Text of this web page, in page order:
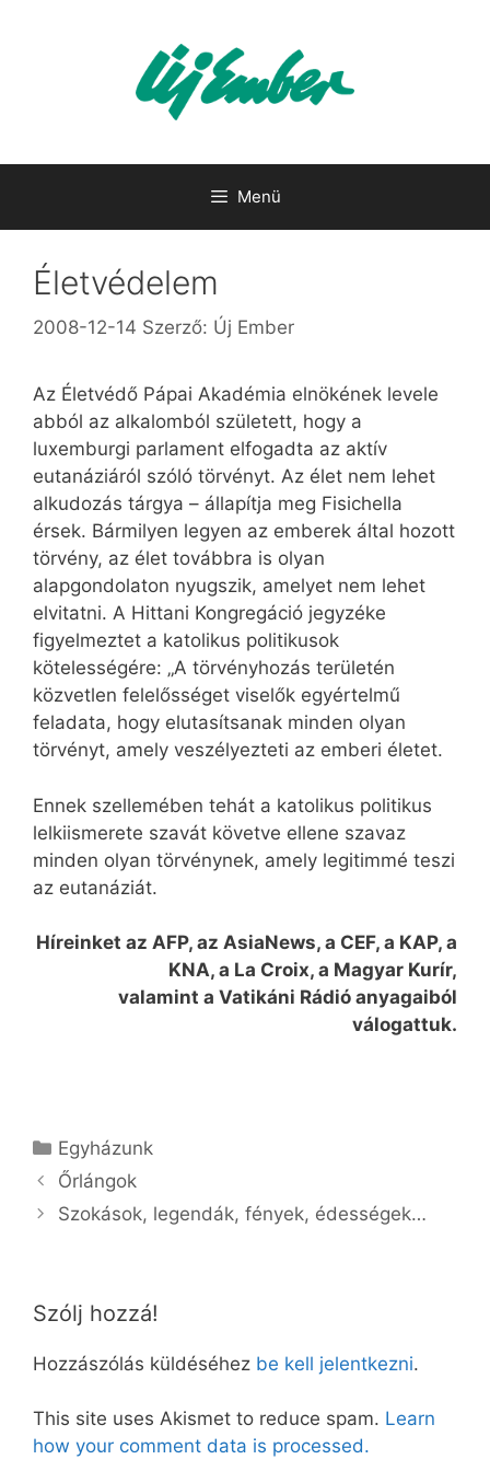
Menü
Életvédelem
2008-12-14 Szerző: Új Ember
Az Életvédő Pápai Akadémia elnökének levele
abból az alkalomból született, hogy a
luxemburgi parlament elfogadta az aktív
eutanáziáról szóló törvényt. Az élet nem lehet
alkudozás tárgya – állapítja meg Fisichella
érsek. Bármilyen legyen az emberek által hozott
törvény, az élet továbbra is olyan
alapgondolaton nyugszik, amelyet nem lehet
elvitatni. A Hittani Kongregáció jegyzéke
figyelmeztet a katolikus politikusok
kötelességére: „A törvényhozás területén
közvetlen felelősséget viselők egyértelmű
feladata, hogy elutasítsanak minden olyan
törvényt, amely veszélyezteti az emberi életet.
Ennek szellemében tehát a katolikus politikus
lelkiismerete szavát követve ellene szavaz
minden olyan törvénynek, amely legitimmé teszi
az eutanáziát.
Híreinket az AFP, az AsiaNews, a CEF, a KAP, a
KNA, a La Croix, a Magyar Kurír,
valamint a Vatikáni Rádió anyagaiból
válogattuk.
Kategória
Egyházunk
Őrlángok
Szokások, legendák, fények, édességek…
Szólj hozzá!
Hozzászólás küldéséhez be kell jelentkezni.
This site uses Akismet to reduce spam. Learn
how your comment data is processed.